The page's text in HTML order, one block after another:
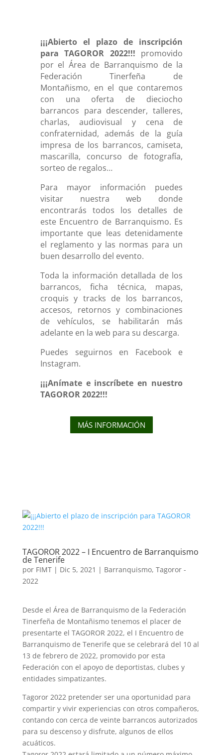
¡¡¡Abierto el plazo de inscripción
para TAGOROR 2022!!! promovido
por el Área de Barranquismo de la
Federación Tinerfeña de
Montañismo, en el que contaremos
con una oferta de dieciocho
barrancos para descender, talleres,
charlas, audiovisual y cena de
confraternidad, además de la guía
impresa de los barrancos, camiseta,
mascarilla, concurso de fotografía,
sorteo de regalos…
Para mayor información puedes
visitar nuestra web donde
encontrarás todos los detalles de
este Encuentro de Barranquismo. Es
importante que leas detenidamente
el reglamento y las normas para un
buen desarrollo del evento.
Toda la información detallada de los
barrancos, ficha técnica, mapas,
croquis y tracks de los barrancos,
accesos, retornos y combinaciones
de vehículos, se habilitarán más
adelante en la web para su descarga.
Puedes seguirnos en Facebook e
Instagram.
¡¡¡Anímate e inscríbete en nuestro
TAGOROR 2022!!!
MÁS INFORMACIÓN
TAGOROR 2022 – I Encuentro de Barranquismo
de Tenerife
por FIMT| Dic 5, 2021 | Barranquismo, Tagoror -
2022
Desde el Área de Barranquismo de la Federación
Tinerfeña de Montañismo tenemos el placer de
presentarte el TAGOROR 2022, el I Encuentro de
Barranquismo de Tenerife que se celebrará del 10 al
13 de febrero de 2022, promovido por esta
Federación con el apoyo de deportistas, clubes y
entidades simpatizantes.
Tagoror 2022 pretender ser una oportunidad para
compartir y vivir experiencias con otros compañeros,
contando con cerca de veinte barrancos autorizados
para su descenso y disfrute, algunos de ellos
acuáticos.